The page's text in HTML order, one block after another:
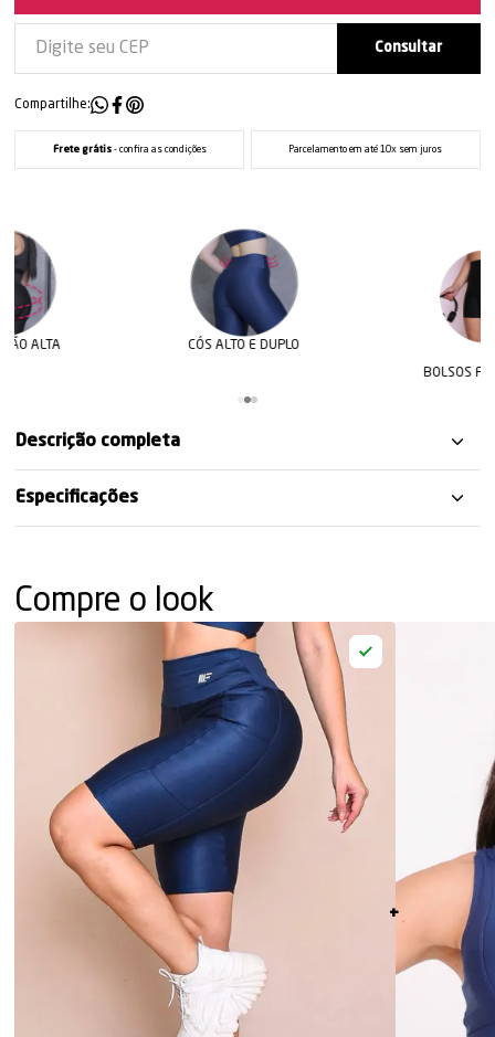
Compartilhe:
Frete grátis- confira as condições Parcelamento em até 10x sem juros
CÓS ALTO E DUPLO
BOLSOS FUNCIONAIS
Descrição completa
Especificações
Compre o look